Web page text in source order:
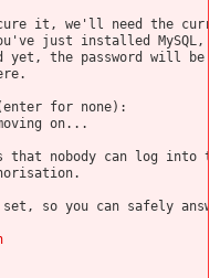
it, we'll need the
just installed MySQL,
yet, the password will be
for none):
on...
nobody can log into the
set, so you can safely